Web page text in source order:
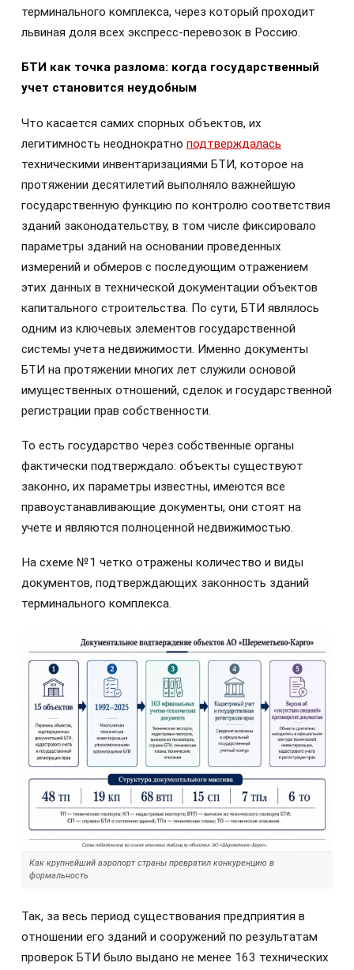
терминального комплекса, через который проходит
львиная доля всех экспресс-перевозок в Россию.
БТИ как точка разлома: когда государственный
учет становится неудобным
Что касается самих спорных объектов, их
легитимность неоднократно подтверждалась
техническими инвентаризациями БТИ, которое на
протяжении десятилетий выполняло важнейшую
государственную функцию по контролю соответствия
зданий законодательству, в том числе фиксировало
параметры зданий на основании проведенных
измерений и обмеров с последующим отражением
этих данных в технической документации объектов
капитального строительства. По сути, БТИ являлось
одним из ключевых элементов государственной
системы учета недвижимости. Именно документы
БТИ на протяжении многих лет служили основой
имущественных отношений, сделок и государственной
регистрации прав собственности.
То есть государство через собственные органы
фактически подтверждало: объекты существуют
законно, их параметры известны, имеются все
правоустанавливающие документы, они стоят на
учете и являются полноценной недвижимостью.
На схеме №1 четко отражены количество и виды
документов, подтверждающих законность зданий
терминального комплекса.
Как крупнейший аэропорт страны превратил конкуренцию в
формальность
Так, за весь период существования предприятия в
отношении его зданий и сооружений по результатам
проверок БТИ было выдано не менее 163 технических